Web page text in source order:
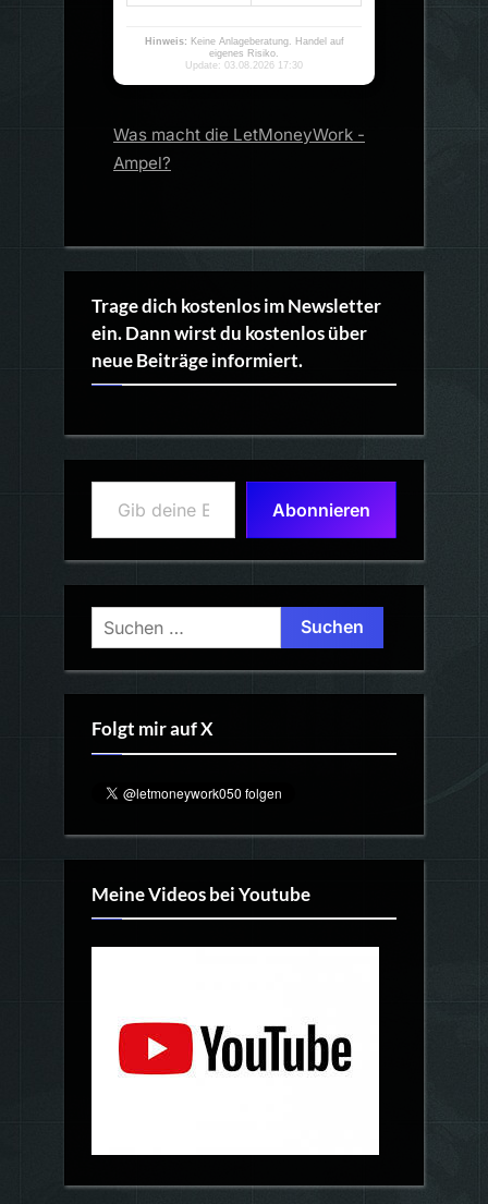
Hinweis: Keine Anlageberatung. Handel auf
eigenes Risiko.
Update: 03.08.2026 17:30
Was macht die LetMoneyWork -
Ampel?
Trage dich kostenlos im Newsletter
ein. Dann wirst du kostenlos über
neue Beiträge informiert.
Gib deine E-Mail-Adresse ein ...
Abonnieren
Suchen
nach:
Folgt mir auf X
Meine Videos bei Youtube